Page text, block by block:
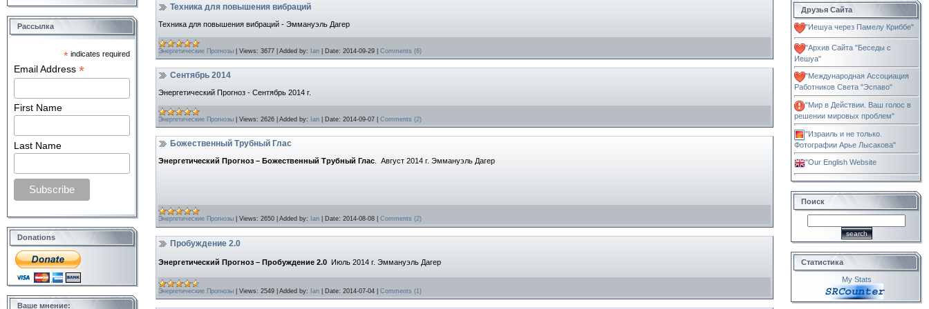
Рассылка
* indicates required
Email Address*
First Name
Last Name
Donations
Ваше мнение:
Техника для повышения вибраций
Техника для повышения вибраций - Эммануэль Дагер
Энергетические Прогнозы Views: 3677 Added by: Ian Date: 2014-09-29 Comments (6)
Сентябрь 2014
Энергетический Прогноз - Сентябрь 2014 г.
Энергетические Прогнозы Views: 2626 Added by: Ian Date: 2014-09-07 Comments (2)
Божественный Трубный Глас
Энергетический Прогноз – Божественный Трубный Глас . Август 2014 г. Эммануэль Дагер
Энергетические Прогнозы Views: 2650 Added by: Ian Date: 2014-08-08 Comments (2)
Пробуждение 2.0
Энергетический Прогноз – Пробуждение 2.0 Июль 2014 г. Эммануэль Дагер
Энергетические Прогнозы Views: 2549 Added by: Ian Date: 2014-07-04 Comments (1)
Друзья Сайта
"Иешуа через Памелу Криббе"
"Архив Сайта "Беседы с
Иешуа"
"Международная Ассоциация
Работников Света "Эспаво"
"Мир в Действии. Ваш голос в
решении мировых проблем"
"Израиль и не только.
Фотографии Арье Лысакова"
"Our English Website
Поиск
Статистика
My Stats